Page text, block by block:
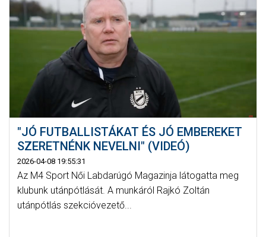
"JÓ FUTBALLISTÁKAT ÉS JÓ EMBEREKET
SZERETNÉNK NEVELNI" (VIDEÓ)
2026-04-08 19:55:31
Az M4 Sport Női Labdarúgó Magazinja látogatta meg
klubunk utánpótlását. A munkáról Rajkó Zoltán
utánpótlás szekcióvezető...